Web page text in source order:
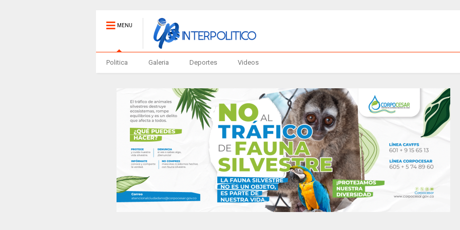
MENU
Politica Galeria Deportes Videos